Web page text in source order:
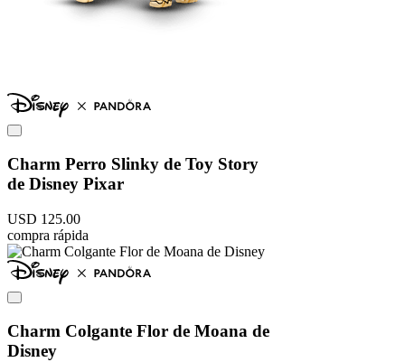
Charm Perro Slinky de Toy Story
de Disney Pixar
USD 125.00
compra rápida
Charm Colgante Flor de Moana de
Disney